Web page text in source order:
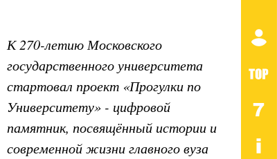
К 270-летию Московского
государственного университета
стартовал проект «Прогулки по
Университету» - цифровой
памятник, посвящённый истории и
современной жизни главного вуза